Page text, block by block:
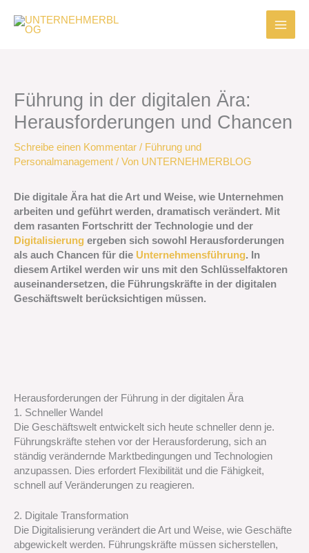
Inhalt
springen
Führung in der digitalen Ära:
Herausforderungen und Chancen
Schreibe einen Kommentar / Führung und
Personalmanagement / Von UNTERNEHMERBLOG
Die digitale Ära hat die Art und Weise, wie Unternehmen
arbeiten und geführt werden, dramatisch verändert. Mit
dem rasanten Fortschritt der Technologie und der
Digitalisierung ergeben sich sowohl Herausforderungen
als auch Chancen für die Unternehmensführung. In
diesem Artikel werden wir uns mit den Schlüsselfaktoren
auseinandersetzen, die Führungskräfte in der digitalen
Geschäftswelt berücksichtigen müssen.
Herausforderungen der Führung in der digitalen Ära
1. Schneller Wandel
Die Geschäftswelt entwickelt sich heute schneller denn je.
Führungskräfte stehen vor der Herausforderung, sich an
ständig verändernde Marktbedingungen und Technologien
anzupassen. Dies erfordert Flexibilität und die Fähigkeit,
schnell auf Veränderungen zu reagieren.
2. Digitale Transformation
Die Digitalisierung verändert die Art und Weise, wie Geschäfte
abgewickelt werden. Führungskräfte müssen sicherstellen,